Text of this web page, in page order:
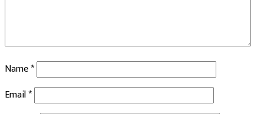
Name*
Email*